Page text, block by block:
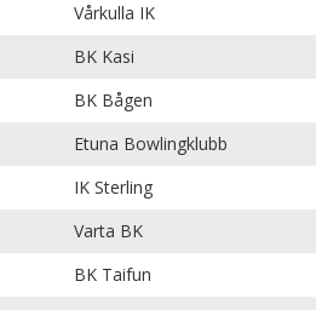
Vårkulla IK
BK Kasi
BK Bågen
Etuna Bowlingklubb
IK Sterling
Varta BK
BK Taifun